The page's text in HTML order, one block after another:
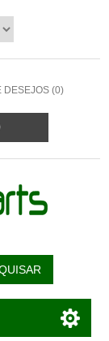
DESEJOS (0)